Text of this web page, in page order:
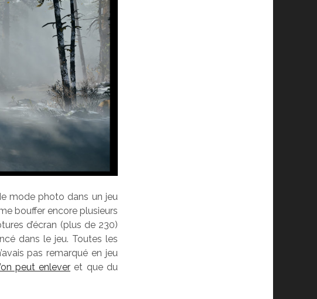
mode photo dans un jeu
bouffer encore plusieurs
d’écran (plus de 230)
dans le jeu. Toutes les
pas remarqué en jeu
peut enlever et que du